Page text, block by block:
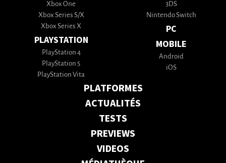
Xbox One
Xbox Series S/X
Xbox Series X
PLAYSTATION
PlayStation 4
PlayStation 5
PlayStation Vita
3DS
Nintendo Switch
PC
MOBILE
Android
iOS
PLATFORMES
ACTUALITÉS
TESTS
PREVIEWS
VIDEOS